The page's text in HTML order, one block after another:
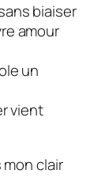
biaiser
amour
un
vient
clair